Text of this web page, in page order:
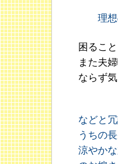
理
困るこ
また夫
ならず
などと
うちの
涼やか